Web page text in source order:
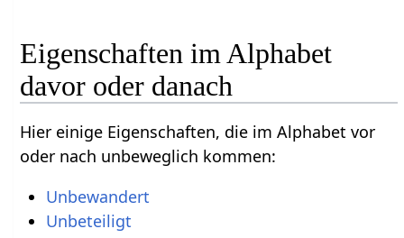
Eigenschaften im Alphabet
davor oder danach
Hier einige Eigenschaften, die im Alphabet vor
oder nach unbeweglich kommen:
Unbewandert
Unbeteiligt